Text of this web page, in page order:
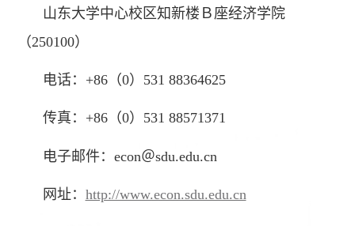
山东大学中心校区知新楼Ｂ座经济学院
（250100）
电话：+86（0）531 88364625
传真：+86（0）531 88571371
电子邮件：econ＠sdu.edu.cn
网址： http://www.econ.sdu.edu.cn